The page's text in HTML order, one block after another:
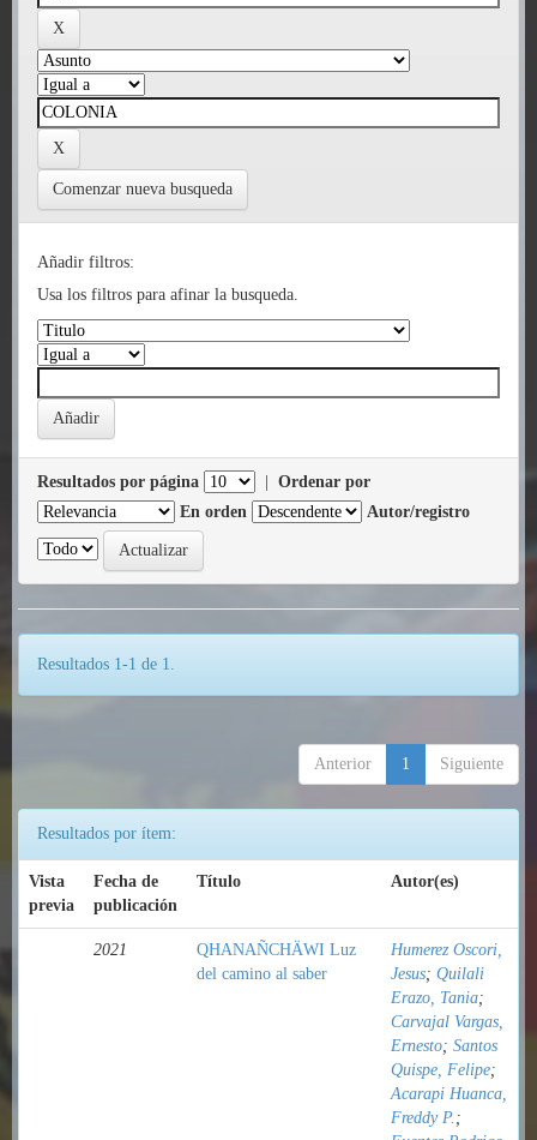
Comenzar nueva busqueda
Añadir filtros:
Usa los filtros para afinar la busqueda.
Resultados por página
Ordenar por
En orden
Autor/registro
Resultados 1-1 de 1.
Anterior 1 Siguiente
Resultados por ítem:
Vista
previa
Fecha de
publicación
Título Autor(es)
2021
QHANAÑCHÄWI Luz
del camino al saber
Humerez Oscori,
Jesus; Quilali
Erazo, Tania;
Carvajal Vargas,
Ernesto; Santos
Quispe, Felipe;
Acarapi Huanca,
Freddy P. ;